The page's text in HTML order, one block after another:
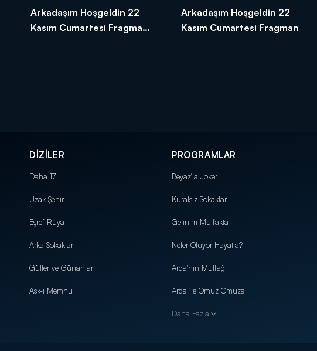
Arkadaşım Hoşgeldin 22
Kasım Cumartesi Fragman-
Arkadaşım Hoşgeldin 22
Kasım Cumartesi Fragman
DİZİLER
Daha 17
Uzak Şehir
Eşref Rüya
Arka Sokaklar
Güller ve Günahlar
Aşk-ı Memnu
PROGRAMLAR
Beyaz'la Joker
Kuralsız Sokaklar
Gelinim Mutfakta
Neler Oluyor Hayatta?
Arda'nın Mutfağı
Arda ile Omuz Omuza
Daha Fazla